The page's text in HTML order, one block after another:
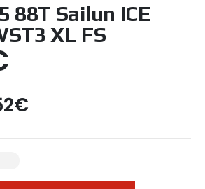
88T Sailun ICE
XL FS